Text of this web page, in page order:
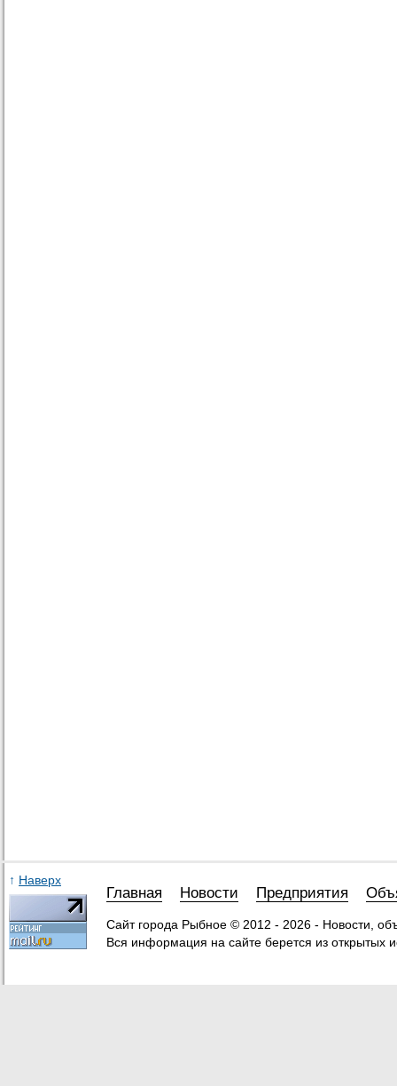
↑ Наверх
Главная Новости Предприятия
Сайт города Рыбное © 2012 - 2026 - Новости,
Вся информация на сайте берется из открытых